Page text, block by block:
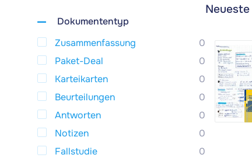
Dokumententyp
Zusammenfassung
0
Paket-Deal
0
Karteikarten
0
Beurteilungen
0
Antworten
0
Notizen
0
Fallstudie
0